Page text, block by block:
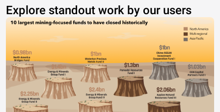
Explore standout work by our users